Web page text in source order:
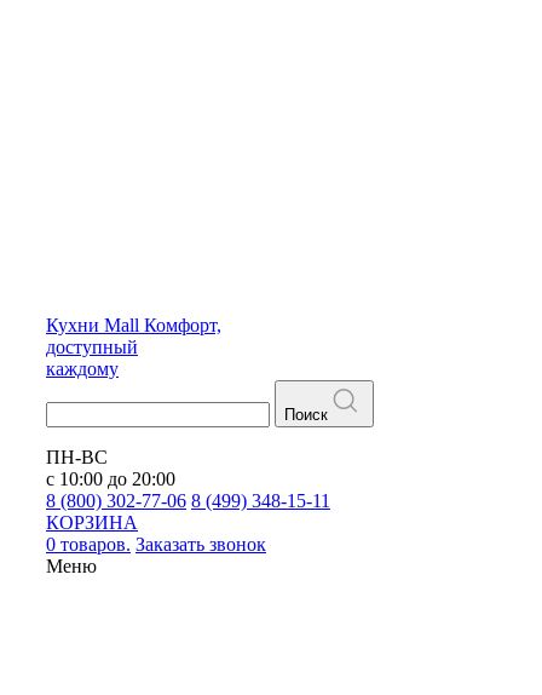
Кухни Mall Комфорт,
доступный
каждому
Поиск
ПН-ВС
с 10:00 до 20:00
8 (800) 302-77-06 8 (499) 348-15-11
КОРЗИНА
0 товаров. Заказать звонок
Меню